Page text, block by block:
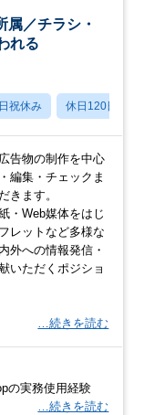
属／チラシ・
れる
祝休み 休日120日以上
告物の制作を中心
編集・チェックま
きます。
・Web媒体をはじ
レットなど多様な
外への情報発信・
いただくポジショ
…続きを読む
の実務使用経験
…続きを読む